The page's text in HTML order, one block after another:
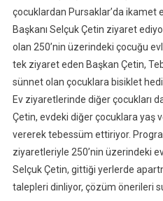
çocuklardan Pursaklar’da ikamet
Başkanı Selçuk Çetin ziyaret
olan 250’nin üzerindeki çocuğu
tek ziyaret eden Başkan Çetin,
sünnet olan çocuklara bisiklet
Ev ziyaretlerinde diğer çocukları
Çetin, evdeki diğer çocuklara yaş
vererek tebessüm ettiriyor.
ziyaretleriyle 250’nin üzerindeki
Selçuk Çetin, gittiği yerlerde
talepleri dinliyor, çözüm önerileri